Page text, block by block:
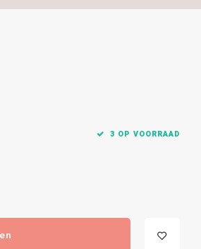
3 OP VOORRAAD